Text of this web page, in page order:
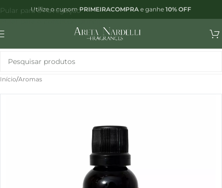
Pular para a navegação
Pular para o conteúdo principal
Utilize o cupomPRIMEIRACOMPRA e ganhe 10% OFF
Início/Aromas